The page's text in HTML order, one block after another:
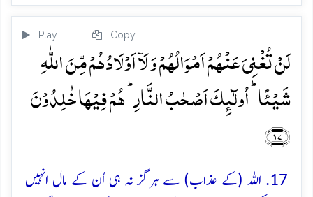
Play Copy
لَنۡ تُغۡنِیَ عَنۡہُمۡ اَمۡوَالُہُمۡ وَ لَاۤ اَوۡلَادُہُمۡ مِّنَ اللّٰہِ
شَیۡئًا ؕ اُولٰٓئِکَ اَصۡحٰبُ النَّارِ ؕ ہُمۡ فِیۡہَا خٰلِدُوۡنَ
﴿۱۷﴾
17. اللہ (کے عذاب) سے ہرگز نہ ہی اُن کے مال انہیں